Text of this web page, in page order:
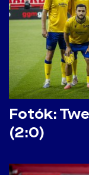
Fotók:
(2:0)